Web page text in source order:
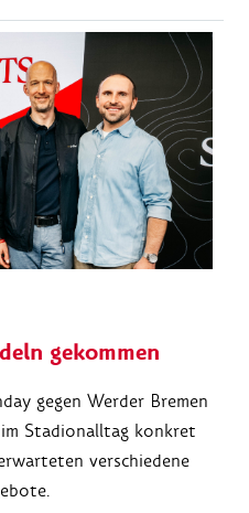
gekommen
gegen Werder Bremen
Stadionalltag konkret
verschiedene